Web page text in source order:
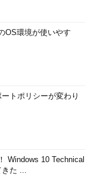
OS環境が使いやす
トポリシーが変わり
Windows 10 Technical
きた ...